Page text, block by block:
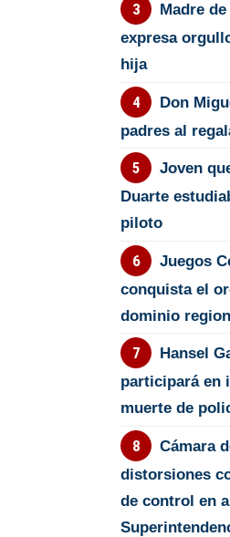
Madre
expresa
hija
Don
padres al
Joven
Duarte
piloto
Juegos
conquista el
dominio
Hansel
participará en
muerte de
Cámara
distorsiones
de control en